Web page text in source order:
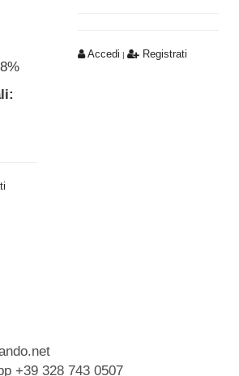
Accedi Registrati
+39 328 743 0507